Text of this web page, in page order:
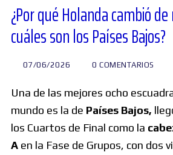
Foros
Buscar:
¿Por qué Holanda cambió
cuáles son los Países Bajos?
07/06/2026 0 COMENTARIOS
Una de las mejores ocho
mundo es la de Países Bajos,
los Cuartos de Final como la
A en la Fase de Grupos, con dos